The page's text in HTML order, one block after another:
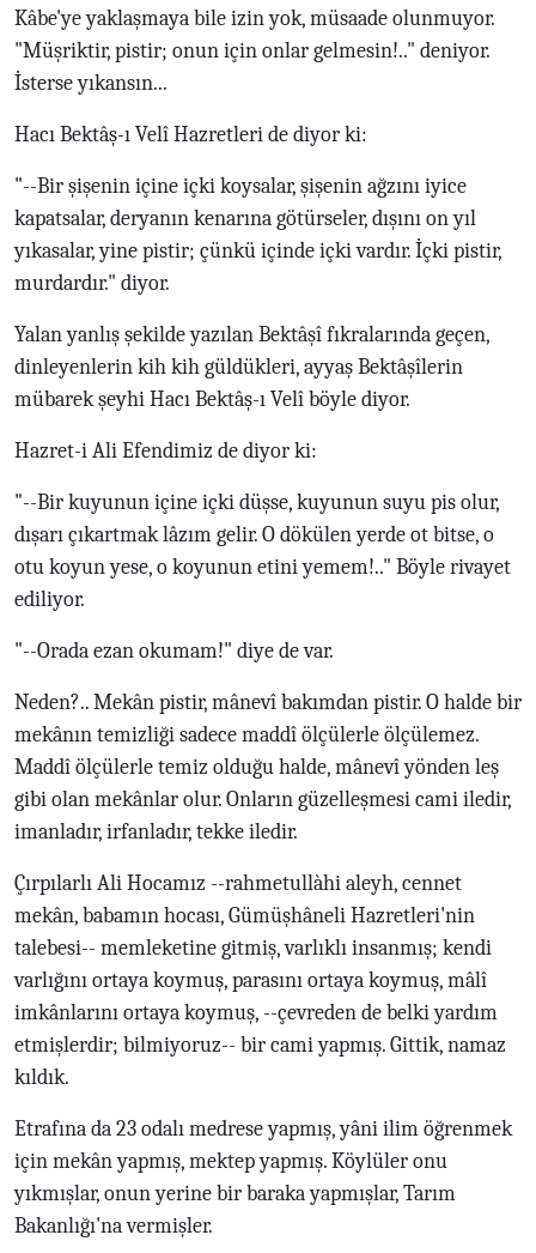
Kâbe'ye yaklaşmaya bile izin yok, müsaade olunmuyor.
"Müşriktir, pistir; onun için onlar gelmesin!.." deniyor.
İsterse yıkansın...
Hacı Bektâş-ı Velî Hazretleri de diyor ki:
"--Bir şişenin içine içki koysalar, şişenin ağzını iyice
kapatsalar, deryanın kenarına götürseler, dışını on yıl
yıkasalar, yine pistir; çünkü içinde içki vardır. İçki pistir,
murdardır." diyor.
Yalan yanlış şekilde yazılan Bektâşî fıkralarında geçen,
dinleyenlerin kih kih güldükleri, ayyaş Bektâşîlerin
mübarek şeyhi Hacı Bektâş-ı Velî böyle diyor.
Hazret-i Ali Efendimiz de diyor ki:
"--Bir kuyunun içine içki düşse, kuyunun suyu pis olur,
dışarı çıkartmak lâzım gelir. O dökülen yerde ot bitse, o
otu koyun yese, o koyunun etini yemem!.." Böyle rivayet
ediliyor.
"--Orada ezan okumam!" diye de var.
Neden?.. Mekân pistir, mânevî bakımdan pistir. O halde bir
mekânın temizliği sadece maddî ölçülerle ölçülemez.
Maddî ölçülerle temiz olduğu halde, mânevî yönden leş
gibi olan mekânlar olur. Onların güzelleşmesi cami iledir,
imanladır, irfanladır, tekke iledir.
Çırpılarlı Ali Hocamız --rahmetullàhi aleyh, cennet
mekân, babamın hocası, Gümüşhâneli Hazretleri'nin
talebesi-- memleketine gitmiş, varlıklı insanmış; kendi
varlığını ortaya koymuş, parasını ortaya koymuş, mâlî
imkânlarını ortaya koymuş, --çevreden de belki yardım
etmişlerdir; bilmiyoruz-- bir cami yapmış. Gittik, namaz
kıldık.
Etrafına da 23 odalı medrese yapmış, yâni ilim öğrenmek
için mekân yapmış, mektep yapmış. Köylüler onu
yıkmışlar, onun yerine bir baraka yapmışlar, Tarım
Bakanlığı'na vermişler.